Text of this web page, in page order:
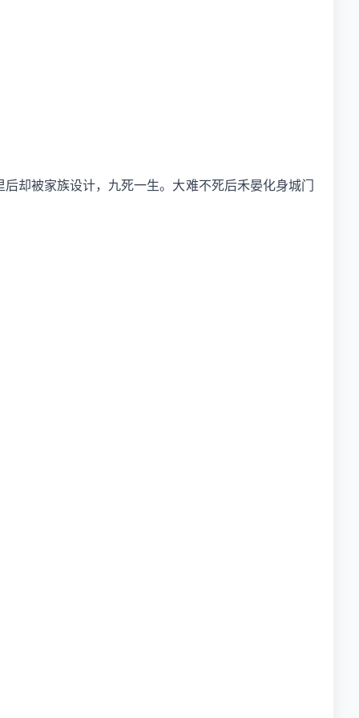
却被家族设计，九死一生。大难不死后禾晏化身城门